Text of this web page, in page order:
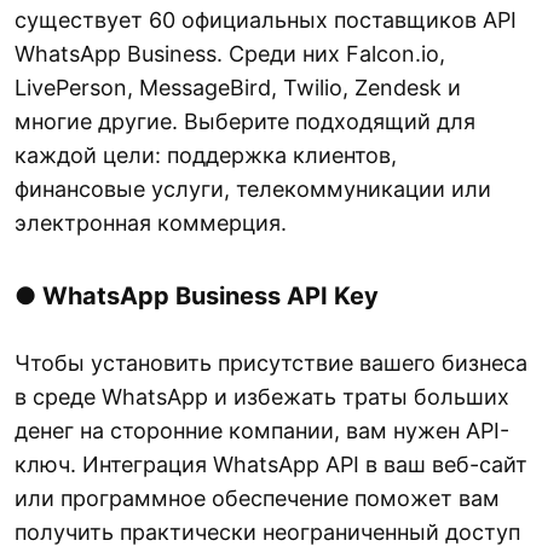
существует 60 официальных поставщиков API
WhatsApp Business. Среди них Falcon.io,
LivePerson, MessageBird, Twilio, Zendesk и
многие другие. Выберите подходящий для
каждой цели: поддержка клиентов,
финансовые услуги, телекоммуникации или
электронная коммерция.
● WhatsApp Business API Key
Чтобы установить присутствие вашего бизнеса
в среде WhatsApp и избежать траты больших
денег на сторонние компании, вам нужен API-
ключ. Интеграция WhatsApp API в ваш веб-сайт
или программное обеспечение поможет вам
получить практически неограниченный доступ